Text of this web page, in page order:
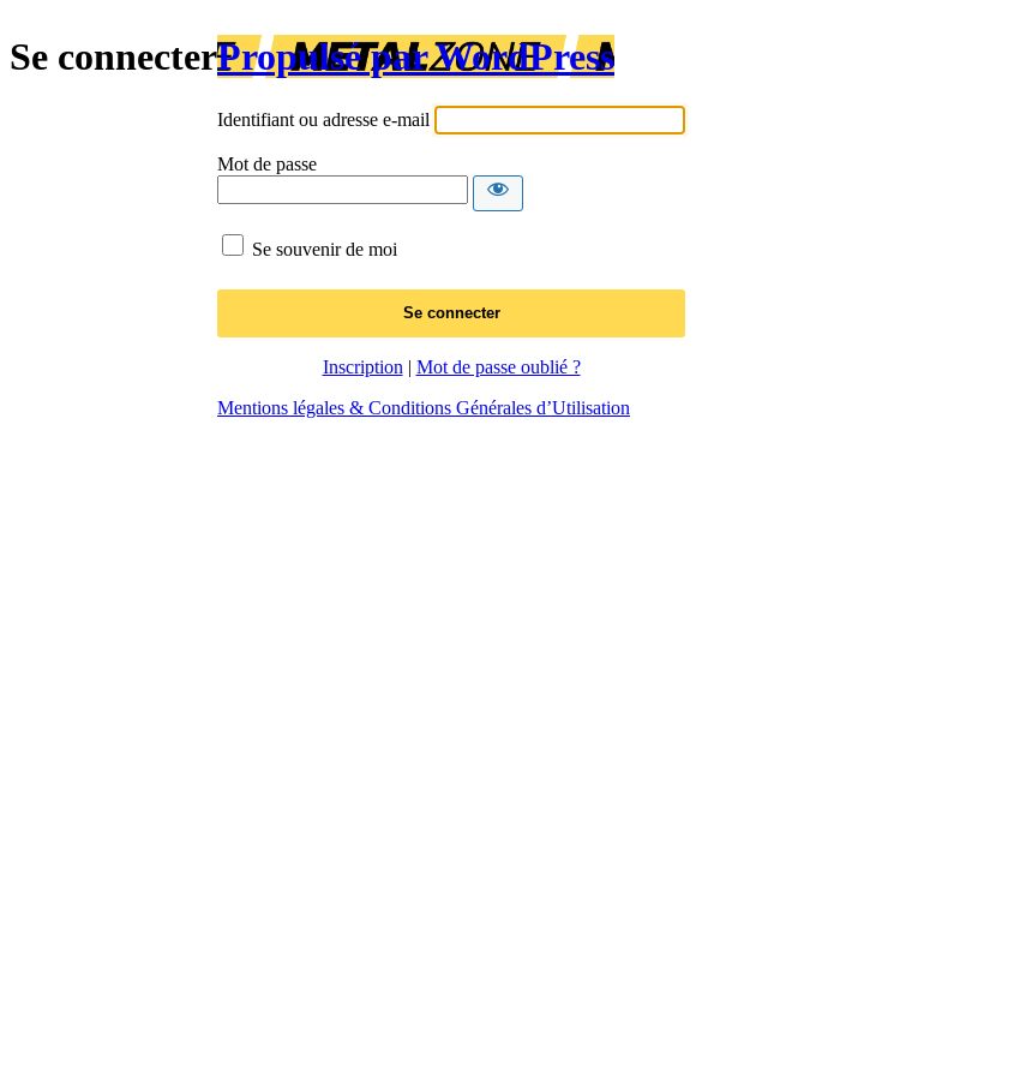
Se connecterPropulsé par WordPress
Identifiant ou adresse e-mail
Mot de passe
Se souvenir de moi
Inscription | Mot de passe oublié ?
Mentions légales & Conditions Générales d’Utilisation